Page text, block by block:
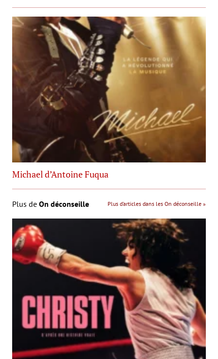
Michael d’Antoine Fuqua
Plus de On déconseille Plus d’articles dans les On déconseille »